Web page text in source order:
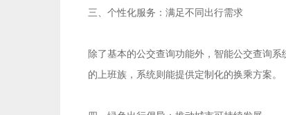
三、个性化服务：满足不同出行需求
除了基本的公交查询功能外，智能公交查询
的上班族，系统则能提供定制化的换乘方案。